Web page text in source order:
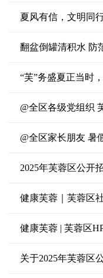
夏风有信，文明同
翻盆倒罐清积水
“芙”务盛夏正当时
@全区各级党组织
@全区家长朋友 暑
2025年芙蓉区公开
健康芙蓉｜芙蓉区
健康芙蓉 | 芙蓉区
关于2025年芙蓉区